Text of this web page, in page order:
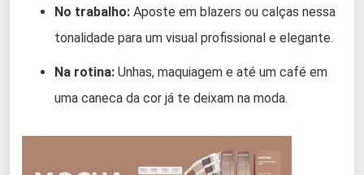
No trabalho: Aposte em blazers ou calças nessa
tonalidade para um visual profissional e elegante.
Na rotina: Unhas, maquiagem e até um café em
uma caneca da cor já te deixam na moda.